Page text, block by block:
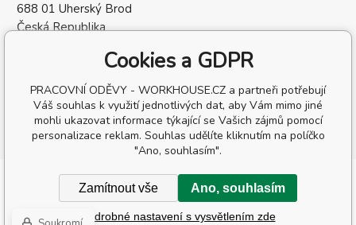
688 01 Uherský Brod
Česká Republika
DIČ: CZ05568137
Copyright © 2026 Workhouse s.r.o.
Všechna práva vyhrazena.
Cookies a GDPR
PRACOVNÍ ODĚVY - WORKHOUSE.CZ a partneři potřebují
Váš souhlas k využití jednotlivých dat, aby Vám mimo jiné
mohli ukazovat informace týkající se Vašich zájmů pomocí
personalizace reklam. Souhlas udělíte kliknutím na políčko
"Ano, souhlasím".
Zamítnout vše Ano, souhlasím
Podrobné nastavení s vysvětlením zde